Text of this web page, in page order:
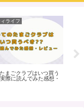
ライフ
まごクラブはいつ買う
際に読んでみた感想・